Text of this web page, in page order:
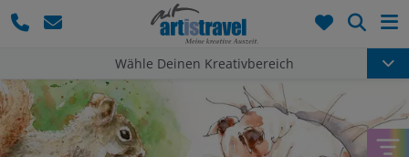
Wähle Deinen Kreativbereich